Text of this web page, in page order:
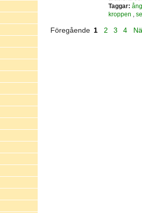
Taggar:
kroppen
Föregående 1 2 3 4